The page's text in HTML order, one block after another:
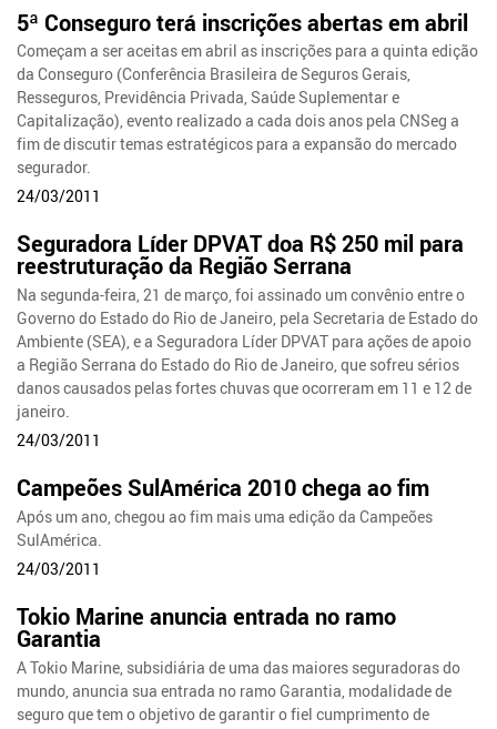
5ª Conseguro terá inscrições abertas em abril
Começam a ser aceitas em abril as inscrições para a quinta edição
da Conseguro (Conferência Brasileira de Seguros Gerais,
Resseguros, Previdência Privada, Saúde Suplementar e
Capitalização), evento realizado a cada dois anos pela CNSeg a
fim de discutir temas estratégicos para a expansão do mercado
segurador.
24/03/2011
Seguradora Líder DPVAT doa R$ 250 mil para
reestruturação da Região Serrana
Na segunda-feira, 21 de março, foi assinado um convênio entre o
Governo do Estado do Rio de Janeiro, pela Secretaria de Estado do
Ambiente (SEA), e a Seguradora Líder DPVAT para ações de apoio
a Região Serrana do Estado do Rio de Janeiro, que sofreu sérios
danos causados pelas fortes chuvas que ocorreram em 11 e 12 de
janeiro.
24/03/2011
Campeões SulAmérica 2010 chega ao fim
Após um ano, chegou ao fim mais uma edição da Campeões
SulAmérica.
24/03/2011
Tokio Marine anuncia entrada no ramo
Garantia
A Tokio Marine, subsidiária de uma das maiores seguradoras do
mundo, anuncia sua entrada no ramo Garantia, modalidade de
seguro que tem o objetivo de garantir o fiel cumprimento de